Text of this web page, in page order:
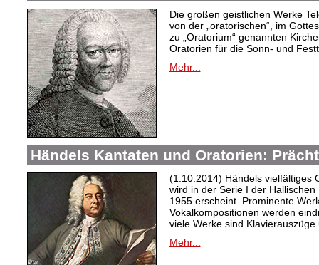
Die großen geistlichen Werke
von der „oratorischen“, im
zu „Oratorium“ genannten
Oratorien für die Sonn- und
Mehr...
Händels Kantaten und Oratorien:
(1.10.2014) Händels vielfältiges
wird in der Serie I der
1955 erscheint. Prominente
Vokalkompositionen werden
viele Werke sind
Mehr...